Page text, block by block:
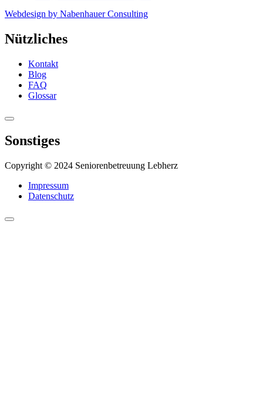
Webdesign by Nabenhauer Consulting
Nützliches
Kontakt
Blog
FAQ
Glossar
Sonstiges
Copyright © 2024 Seniorenbetreuung Lebherz
Impressum
Datenschutz